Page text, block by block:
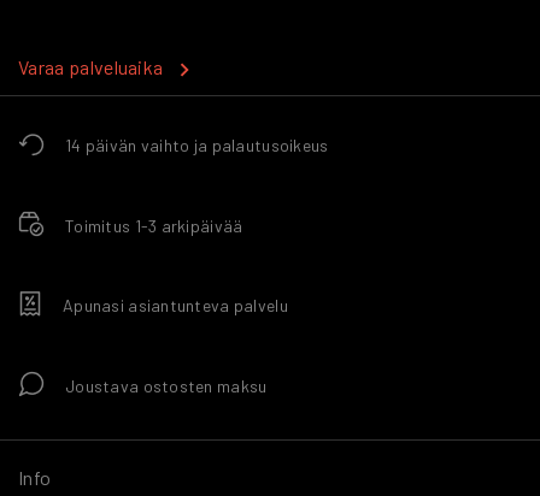
14 päivän vaihto ja palautusoikeus
Toimitus 1-3 arkipäivää
Apunasi asiantunteva palvelu
Joustava ostosten maksu
Info
Varaa palveluaika